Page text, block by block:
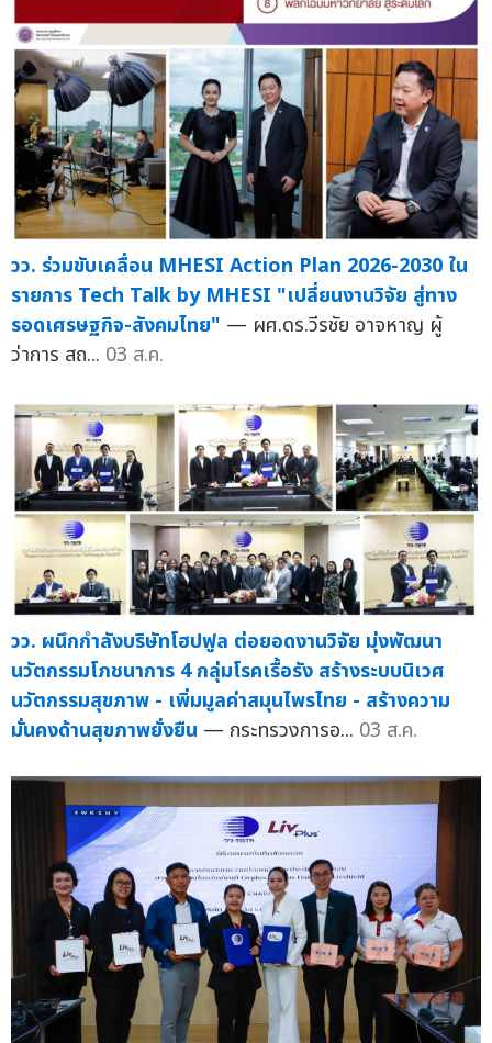
วว. ร่วมขับเคลื่อน MHESI Action Plan 2026-2030 ใน
รายการ Tech Talk by MHESI "เปลี่ยนงานวิจัย สู่ทาง
รอดเศรษฐกิจ-สังคมไทย" — ผศ.ดร.วีรชัย อาจหาญ ผู้
ว่าการ สถ... 03 ส.ค.
วว. ผนึกกำลังบริษัทโฮปฟูล ต่อยอดงานวิจัย มุ่งพัฒนา
นวัตกรรมโภชนาการ 4 กลุ่มโรคเรื้อรัง สร้างระบบนิเวศ
นวัตกรรมสุขภาพ - เพิ่มมูลค่าสมุนไพรไทย - สร้างความ
มั่นคงด้านสุขภาพยั่งยืน — กระทรวงการอ... 03 ส.ค.